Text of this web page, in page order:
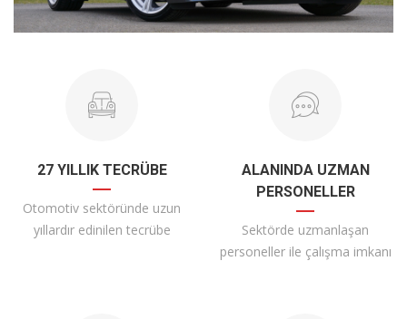
27 YILLIK TECRÜBE
Otomotiv sektöründe uzun
yıllardır edinilen tecrübe
ALANINDA UZMAN
PERSONELLER
Sektörde uzmanlaşan
personeller ile çalışma imkanı